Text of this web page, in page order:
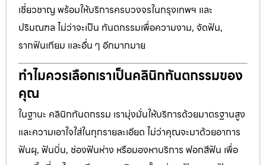
เชี่ยวชาญ พร้อมให้บริการครบวงจรในกรุงเทพฯ และ
ปริมณฑล ไม่ว่าจะเป็น ทันตกรรมเพื่อความงาม, จัดฟัน,
รากฟันเทียม และอื่น ๆ อีกมากมาย
ทำไมควรเลือกเราเป็นคลินิกทันตกรรมของ
คุณ
ในฐานะ คลินิกทันตกรรม เรามุ่งมั่นให้บริการด้วยมาตรฐานสูง
และความเอาใจใส่ในทุกรายละเอียด ไม่ว่าคุณจะมาด้วยอาการ
ฟันผุ, ฟันบิ่น, ช่องฟันห่าง หรือมองหาบริการ ฟอกสีฟัน เพื่อ